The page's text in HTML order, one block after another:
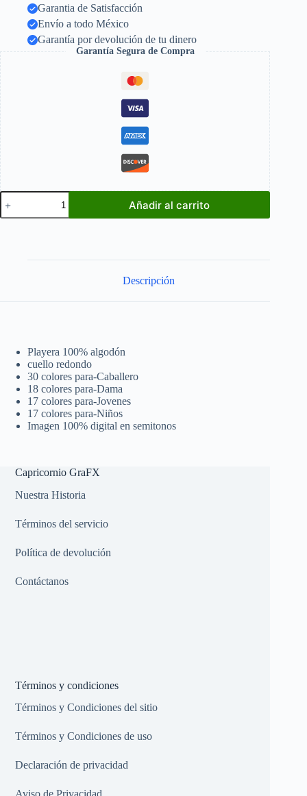
Garantia de Satisfacción
Envío a todo México
Garantía por devolución de tu dinero
Garantía Segura de Compra
Black
Sabbath
XIII
Añadir al carrito
Descripción
Playera 100% algodón
cuello redondo
30 colores para-Caballero
18 colores para-Dama
17 colores para-Jovenes
17 colores para-Niños
Imagen 100% digital en semitonos
Capricornio GraFX
Nuestra Historia
Términos del servicio
Política de devolución
Contáctanos
Términos y condiciones
Términos y Condiciones del sitio
Términos y Condiciones de uso
Declaración de privacidad